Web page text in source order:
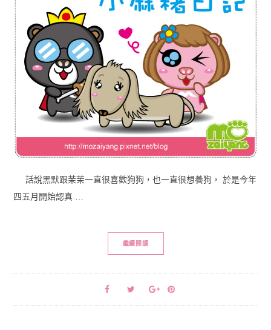
話說黑默跟茉茉一直很喜歡狗狗，也一直很想養狗， 於是今年
四五月開始認真 …
繼續閱讀